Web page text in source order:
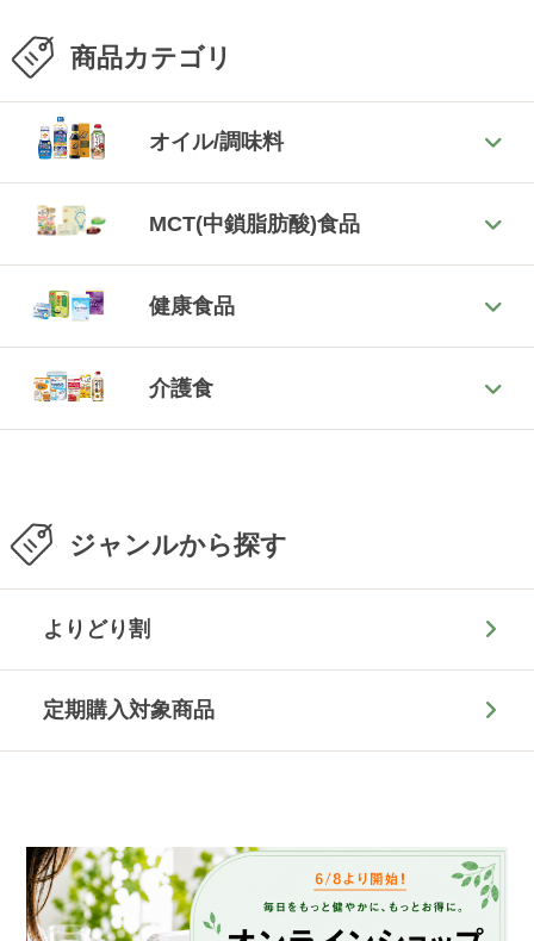
商品カテゴリ
オイル/調味料
MCT(中鎖脂肪酸)食品
健康食品
介護食
ジャンルから探す
よりどり割
定期購入対象商品